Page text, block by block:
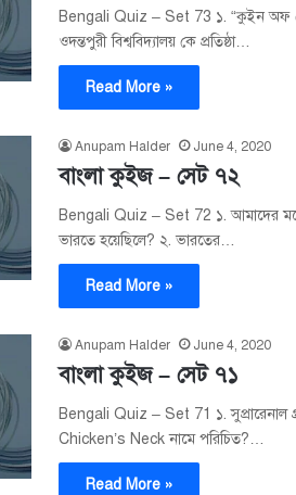
Bengali Quiz – Set 73 ১. “কুইন অফ
ওদন্তপুরী বিশ্ববিদ্যালয় কে প্রতিষ্ঠা…
Read More »
Anupam Halder June 4, 2020
বাংলা কুইজ – সেট ৭২
Bengali Quiz – Set 72 ১. আমাদের
ভারতে হয়েছিলে? ২. ভারতের…
Read More »
Anupam Halder June 4, 2020
বাংলা কুইজ – সেট ৭১
Bengali Quiz – Set 71 ১. সুপ্রারেনাল
Chicken’s Neck নামে পরিচিত?…
Read More »